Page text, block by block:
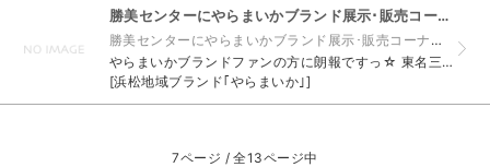
勝美センターにやらまいかブランド展示･販売コーナーがオープン！
勝美センターにやらまいかブランド展示･販売コーナーがオープン！
やらまいかブランドファンの方に朗報ですっ☆ 東名三ケ日インター入口の 「勝美センター」 で、 やらまいかブランド展示・販売コーナー が 7月5日(土)よりオープンします！！ 詳細は コチラ をご...
[浜松地域ブランド｢やらまいか｣]
7ページ / 全13ページ中